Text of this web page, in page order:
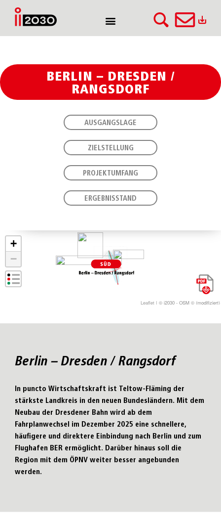
BERLIN – DRESDEN /
RANGSDORF
AUSGANGSLAGE
ZIELSTELLUNG
PROJEKTUMFANG
ERGEBNISSTAND
Berlin – Dresden / Rangsdorf
In puncto Wirtschaftskraft ist Teltow-Fläming der
stärkste Landkreis in den neuen Bundesländern. Mit dem
Neubau der Dresdener Bahn wird ab dem
Fahrplanwechsel im Dezember 2025 eine schnellere,
häufigere und direktere Einbindung nach Berlin und zum
Flughafen BER ermöglicht. Darüber hinaus soll die
Region mit dem ÖPNV weiter besser angebunden
werden.